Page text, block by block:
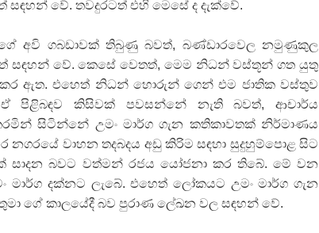
වේ. තවදුරටත් එහි මෙසේ ද දැක්වේ.
අවි ගබඩාවක් තිබුණු බවත්, බණ්ඩාරවෙල නමුණුකුල
සඳහන් වේ. කෙසේ වෙතත්, මෙම නිධන් වස්තූන් ගත යුතු
කර ඇත. එහෙත් නිධන් හොරුන් ගෙන් එම ජාතික වස්තුව
පිළිබඳව කිසිවක් පවසන්නේ නැති බවත්, ආචාර්ය
සිටින්නේ උමං මාර්ග ගැන කතිකාවතක් නිර්මාණය
වාහන තදබදය අඩු කිරිම සඳහා සුදුහුම්පොළ සිට
සාදන බවට වත්මන් රජය යෝජනා කර තිබේ. මේ වන
දක්නට ලැබේ. එහෙත් ලෝකයට උමං මාර්ග ගැන
ගේ කාලයේදී බව පුරාණ ලේඛන වල සඳහන් වේ.